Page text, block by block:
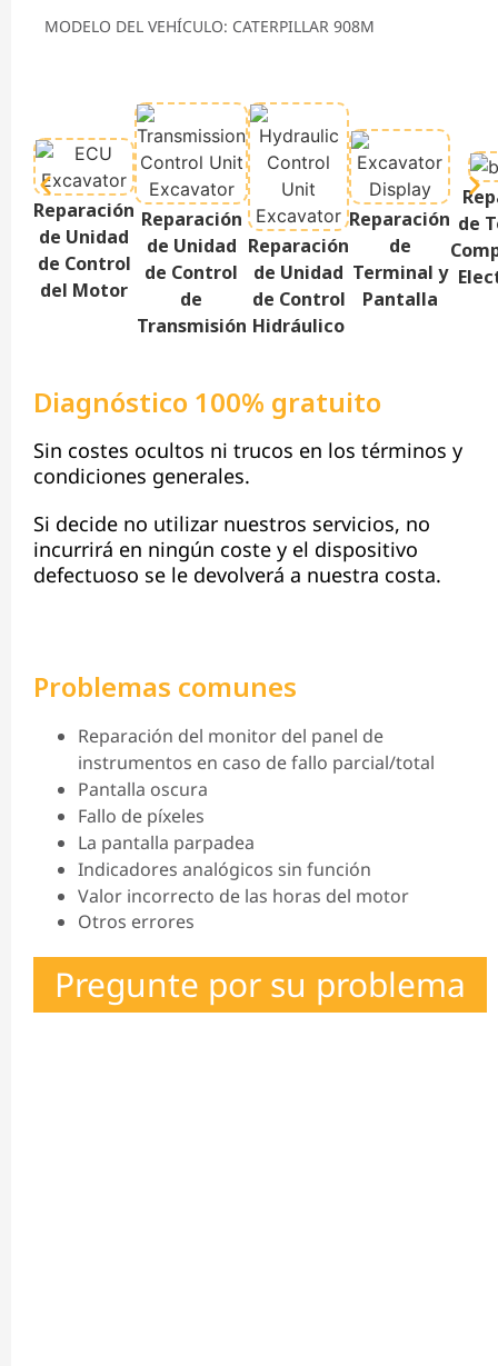
MODELO DEL VEHÍCULO: CATERPILLAR 908M
Reparación
de Unidad
de Control
del Motor
Reparación
de Unidad
de Control
de
Transmisión
Reparación
de Unidad
de Control
Hidráulico
Reparación
de
Terminal y
Pantalla
de
Diagnóstico 100% gratuito
Sin costes ocultos ni trucos en los términos y
condiciones generales.
Si decide no utilizar nuestros servicios, no
incurrirá en ningún coste y el dispositivo
defectuoso se le devolverá a nuestra costa.
Problemas comunes
Reparación del monitor del panel de
instrumentos en caso de fallo parcial/total
Pantalla oscura
Fallo de píxeles
La pantalla parpadea
Indicadores analógicos sin función
Valor incorrecto de las horas del motor
Otros errores
Pregunte por su problema